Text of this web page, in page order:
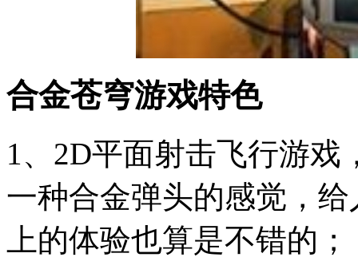
合金苍穹游戏特色
1、2D平面射击飞行游
一种合金弹头的感觉，
上的体验也算是不错的；